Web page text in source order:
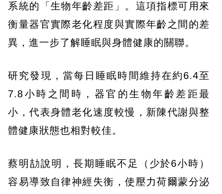
系統的「生物年齡差距」。這項指標可用來
衡量器官實際老化程度與實際年齡之間的差
異，進一步了解睡眠與身體健康的關聯。
研究發現，當每日睡眠時間維持在約6.4至
7.8小時之間時，器官的生物年齡差距最
小，代表身體老化速度較慢，新陳代謝與整
體健康狀態也相對較佳。
蔡明劼說明，長期睡眠不足（少於6小時）
容易導致自律神經失衡，使壓力荷爾蒙分泌